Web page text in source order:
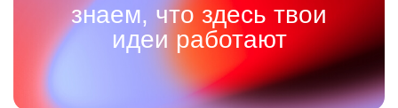
знаем, что здесь твои
идеи работают